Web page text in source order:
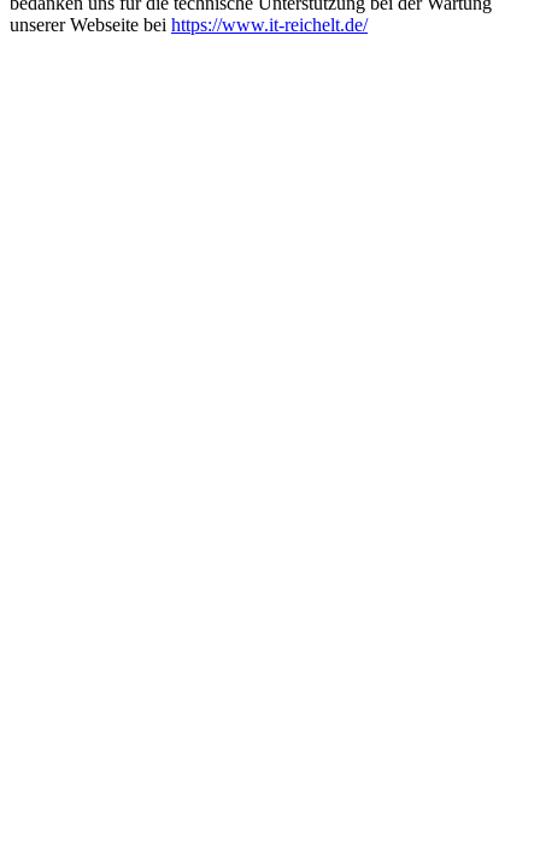
unserer Webseite bei https://www.it-reichelt.de/